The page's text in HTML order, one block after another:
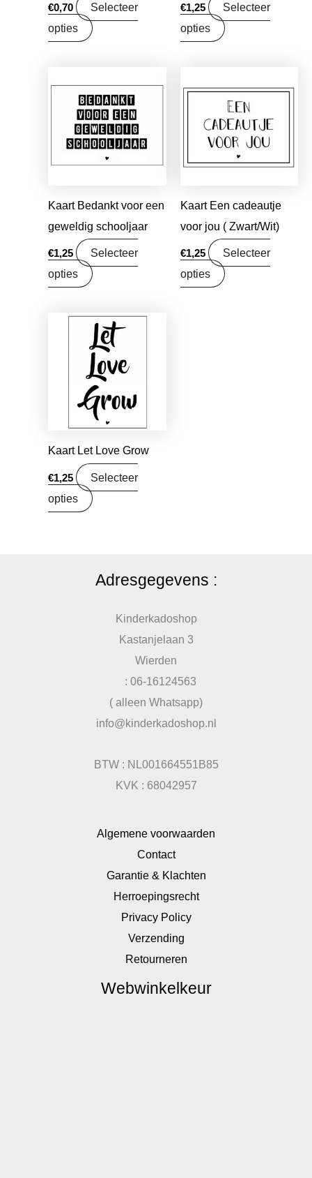
€0,70
Selecteer
opties
€1,25
Selecteer
opties
Kaart Bedankt voor een
geweldig schooljaar
€1,25
Selecteer
opties
Kaart Een cadeautje
voor jou ( Zwart/Wit)
€1,25
Selecteer
opties
Kaart Let Love Grow
€1,25
Selecteer
opties
Adresgegevens :
Kinderkadoshop
Kastanjelaan 3
Wierden
: 06-16124563
( alleen Whatsapp)
info@kinderkadoshop.nl
BTW : NL001664551B85
KVK : 68042957
Algemene voorwaarden
Contact
Garantie & Klachten
Herroepingsrecht
Privacy Policy
Verzending
Retourneren
Webwinkelkeur